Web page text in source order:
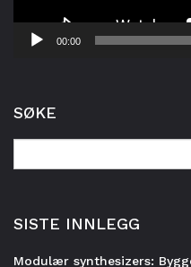
00:00
SØKE
for:
SISTE INNLEGG
Modulær synthesizers: